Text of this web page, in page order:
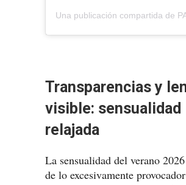
Transparencias y
visible: sensualidad
relajada
La sensualidad del verano
de lo excesivamente